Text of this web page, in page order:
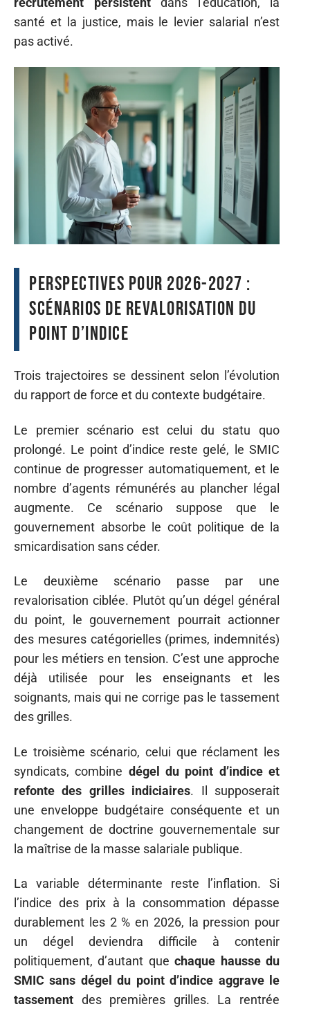
santé et la justice, mais le levier salarial n’est
pas activé.
Perspectives pour 2026-2027 :
scénarios de revalorisation du
point d’indice
Trois trajectoires se dessinent selon l’évolution
du rapport de force et du contexte budgétaire.
Le premier scénario est celui du statu quo
prolongé. Le point d’indice reste gelé, le SMIC
continue de progresser automatiquement, et le
nombre d’agents rémunérés au plancher légal
augmente. Ce scénario suppose que le
gouvernement absorbe le coût politique de la
smicardisation sans céder.
Le deuxième scénario passe par une
revalorisation ciblée. Plutôt qu’un dégel général
du point, le gouvernement pourrait actionner
des mesures catégorielles (primes, indemnités)
pour les métiers en tension. C’est une approche
déjà utilisée pour les enseignants et les
soignants, mais qui ne corrige pas le tassement
des grilles.
Le troisième scénario, celui que réclament les
syndicats, combine dégel du point d’indice et
refonte des grilles indiciaires. Il supposerait
une enveloppe budgétaire conséquente et un
changement de doctrine gouvernementale sur
la maîtrise de la masse salariale publique.
La variable déterminante reste l’inflation. Si
l’indice des prix à la consommation dépasse
durablement les 2 % en 2026, la pression pour
un dégel deviendra difficile à contenir
politiquement, d’autant quechaque hausse du
SMIC sans dégel du point d’indice aggrave le
tassement des premières grilles. La rentrée